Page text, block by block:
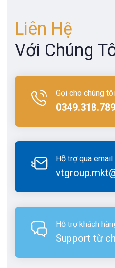
Liên Hệ
Với Chúng
Gọi cho chúng tôi
0349.318.789
Hỗ trợ qua email
Hỗ trợ khách
Support từ